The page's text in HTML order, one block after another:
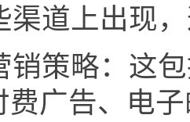
渠道上出现
销策略：这
费广告、电